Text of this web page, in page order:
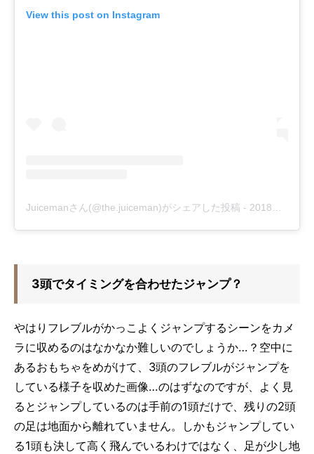
View this post on Instagram
Juicemanさん(@the.juiceman)がシェアした投稿 - 2018年 7月月21日午後1時49分PDT
3頭でタイミングを合わせたジャンプ？
やはりフレブルがかっこよくジャンプするシーンをカメ
ラに収めるのはなかなか難しいのでしょうか…？空中に
あるおもちゃをめがけて、3頭のフレブルがジャンプを
している様子を収めた画像…のはずなのですが、よく見
るとジャンプしているのは手前の1頭だけで、残りの2頭
の足は地面から離れていません。しかもジャンプしてい
る1頭も決して高く飛んでいるわけではなく、足が少し地